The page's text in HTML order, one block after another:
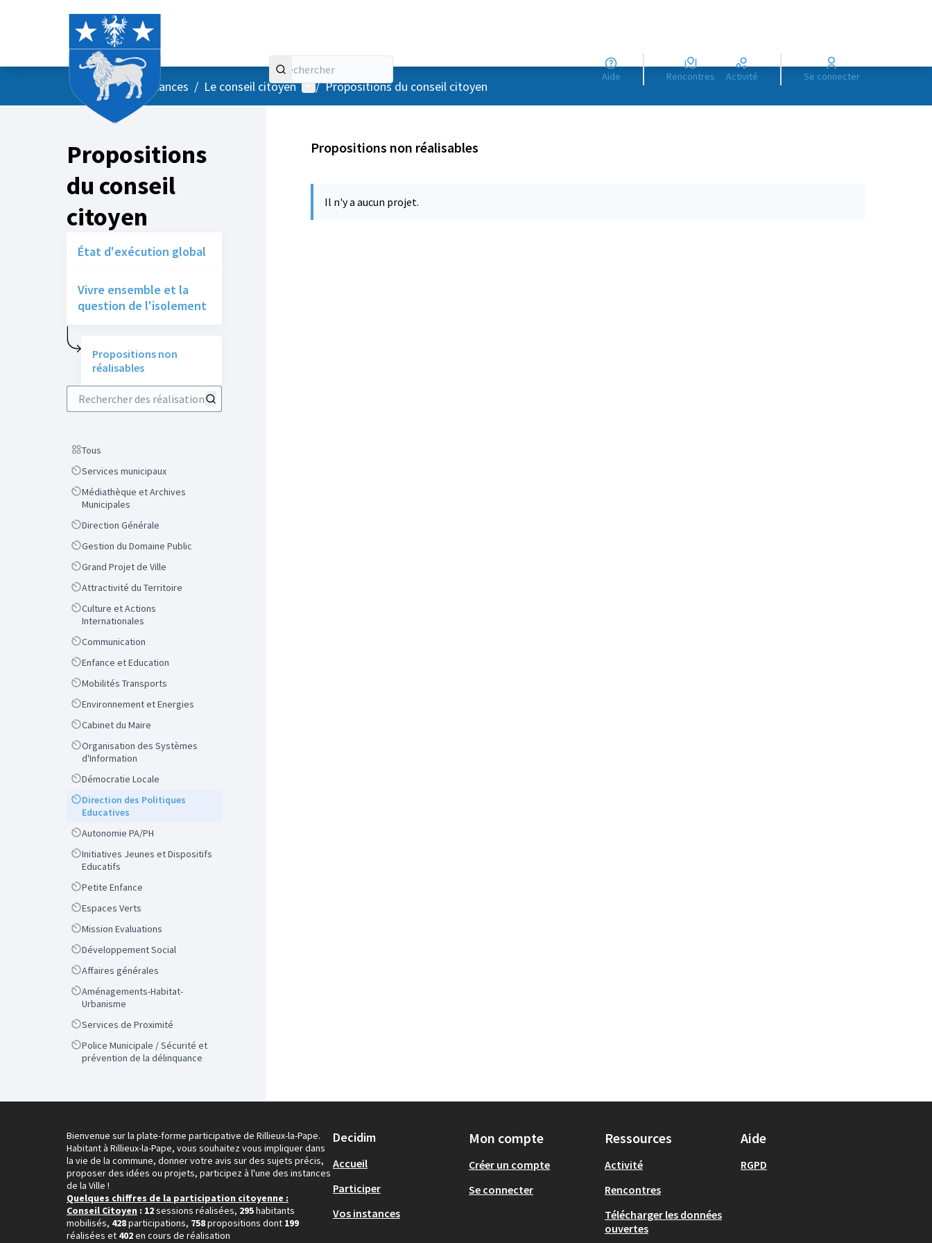
Aide Rencontres Activité Se connecter
AccueilMenu principal
/ Vos instances / Le conseil citoyen Menu utilisateur
/ Propositions du conseil citoyen
Propositions
du conseil
citoyen
État d'exécution global
Vivre ensemble et la
question de l'isolement
Propositions non
réalisables
Rechercher des réalisations
Scope
Tous
ScopeServices municipaux
Scope
Médiathèque et Archives
Municipales
ScopeDirection Générale
ScopeGestion du Domaine Public
ScopeGrand Projet de Ville
ScopeAttractivité du Territoire
Scope
Culture et Actions
Internationales
ScopeCommunication
ScopeEnfance et Education
ScopeMobilités Transports
ScopeEnvironnement et Energies
ScopeCabinet du Maire
Scope
Organisation des Systèmes
d'Information
ScopeDémocratie Locale
Scope
Direction des Politiques
Educatives
ScopeAutonomie PA/PH
Scope
Initiatives Jeunes et Dispositifs
Educatifs
ScopePetite Enfance
ScopeEspaces Verts
ScopeMission Evaluations
ScopeDéveloppement Social
ScopeAffaires générales
Scope
Aménagements-Habitat-
Urbanisme
ScopeServices de Proximité
Scope
Police Municipale / Sécurité et
prévention de la délinquance
Propositions non réalisables
Il n'y a aucun projet.
Bienvenue sur la plate-forme participative de Rillieux-la-Pape.
Habitant à Rillieux-la-Pape, vous souhaitez vous impliquer dans
la vie de la commune, donner votre avis sur des sujets précis,
proposer des idées ou projets, participez à l'une des instances
de la Ville !
Quelques chiffres de la participation citoyenne :
Conseil Citoyen : 12sessions réalisées, 295habitants
mobilisés, 428participations, 758propositions dont 199
réalisées et 402en cours de réalisation
Decidim
Accueil
Participer
Vos instances
Mon compte
Créer un compte
Se connecter
Ressources
Activité
Rencontres
Télécharger les données
ouvertes
Aide
RGPD